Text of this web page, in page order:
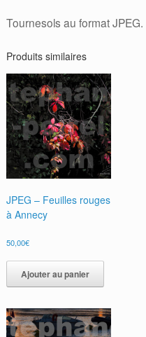
Tournesols au format JPEG.
Produits similaires
JPEG – Feuilles rouges
à Annecy
50,00€
Ajouter au panier